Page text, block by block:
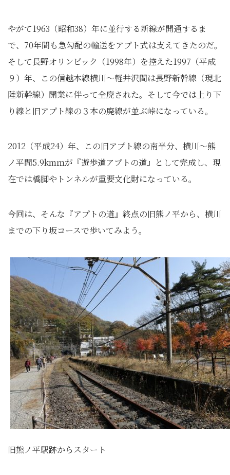
やがて1963（昭和38）年に並行する新線が開通するま
で、70年間も急勾配の輸送をアプト式は支えてきたのだ。
そして長野オリンピック（1998年）を控えた1997（平成
９）年、この信越本線横川～軽井沢間は長野新幹線（現北
陸新幹線）開業に伴って全廃された。そして今では上り下
り線と旧アプト線の３本の廃線が並ぶ峠になっている。
2012（平成24）年、この旧アプト線の南半分、横川〜熊
ノ平間5.9kmｍが『遊歩道アプトの道』として完成し、現
在では橋脚やトンネルが重要文化財になっている。
今回は、そんな『アプトの道』終点の旧熊ノ平から、横川
までの下り坂コースで歩いてみよう。
旧熊ノ平駅跡からスタート